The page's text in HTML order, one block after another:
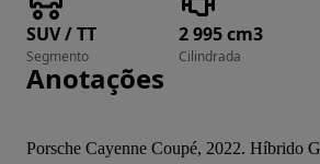
SUV / TT
Segmento
2 995 cm3
Cilindrada
Anotações
Porsche Cayenne Coupé, 2022. Híbrido